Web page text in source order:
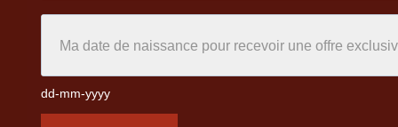
dd-mm-yyyy